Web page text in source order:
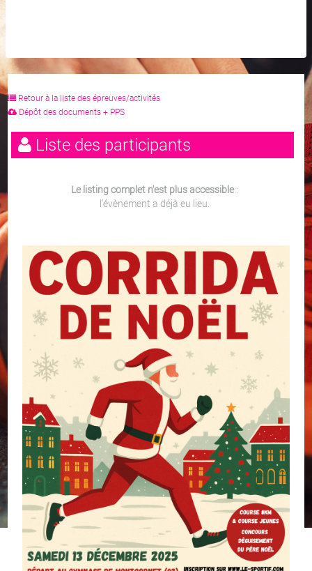
Retour à la liste des épreuves/activités
Dépôt des documents + PPS
Liste des participants
Le listing complet n'est plus accessible:
l'évènement a déjà eu lieu.